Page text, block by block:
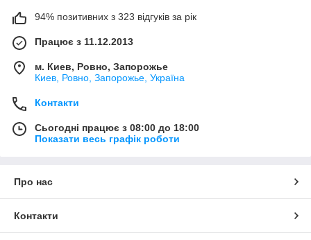
94% позитивних з 323 відгуків за рік
Працює з 11.12.2013
м. Киев, Ровно, Запорожье
Киев, Ровно, Запорожье, Україна
Контакти
Сьогодні працює з 08:00 до 18:00
Показати весь графік роботи
Про нас
Контакти